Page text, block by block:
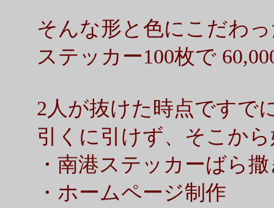
そんな形と色にこだわ
ステッカー100枚で
2人が抜けた時点ですで
引くに引けず、そこか
・南港ステッカーばら
・ホームページ制作